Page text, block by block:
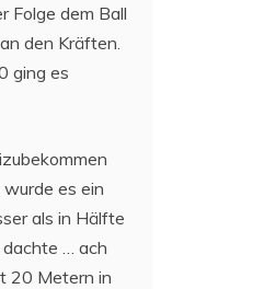
Folge dem Ball
den Kräften.
ging es
es ein
als in Hälfte
dachte … ach
20 Metern in